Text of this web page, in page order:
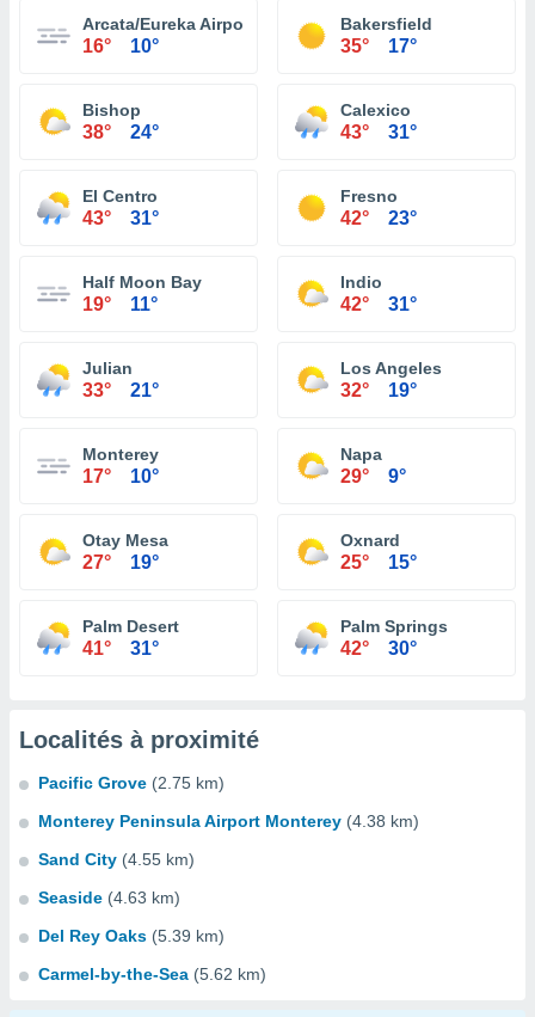
Arcata/Eureka Airport
16° 10°
Bakersfield
35° 17°
Bishop
38° 24°
Calexico
43° 31°
El Centro
43° 31°
Fresno
42° 23°
Half Moon Bay
19° 11°
Indio
42° 31°
Julian
33° 21°
Los Angeles
32° 19°
Monterey
17° 10°
Napa
29° 9°
Otay Mesa
27° 19°
Oxnard
25° 15°
Palm Desert
41° 31°
Palm Springs
42° 30°
Localités à proximité
Pacific Grove (2.75 km)
Monterey Peninsula Airport Monterey (4.38 km)
Sand City (4.55 km)
Seaside (4.63 km)
Del Rey Oaks (5.39 km)
Carmel-by-the-Sea (5.62 km)